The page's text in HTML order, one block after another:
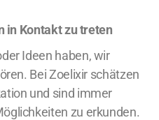
in Kontakt zu treten
Ideen haben, wir
Bei Zoelixir schätzen
und sind immer
zu erkunden.